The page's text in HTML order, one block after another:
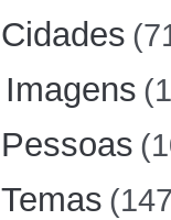
Cidades
Imagens
Pessoas
Temas